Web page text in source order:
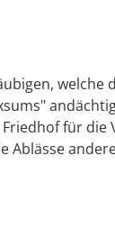
welche
für die
Ablässe